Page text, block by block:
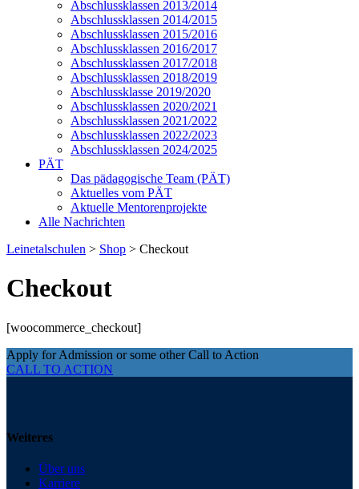
Abschlussklassen 2013/2014
Abschlussklassen 2014/2015
Abschlussklassen 2015/2016
Abschlussklassen 2016/2017
Abschlussklassen 2017/2018
Abschlussklassen 2018/2019
Abschlussklasse 2019/2020
Abschlussklassen 2020/2021
Abschlussklassen 2021/2022
Abschlussklassen 2022/2023
Abschlussklassen 2024/2025
PÄT
Das pädagogische Team (PÄT)
Aktuelles vom PÄT
Aktuelle Mentorenprojekte
Alle Nachrichten
Leinetalschulen > Shop > Checkout
Checkout
[woocommerce_checkout]
Apply for Admission or some other Call to Action
CALL TO ACTION
Weiteres
Über uns
Karriere